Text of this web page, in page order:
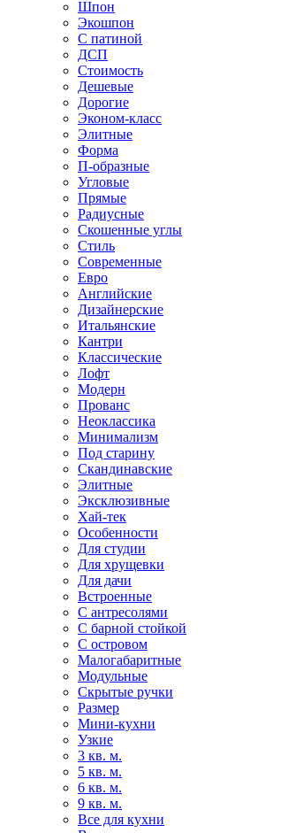
Шпон
Экошпон
С патиной
ДСП
Стоимость
Дешевые
Дорогие
Эконом-класс
Элитные
Форма
П-образные
Угловые
Прямые
Радиусные
Скошенные углы
Стиль
Современные
Евро
Английские
Дизайнерские
Итальянские
Кантри
Классические
Лофт
Модерн
Прованс
Неоклассика
Минимализм
Под старину
Скандинавские
Элитные
Эксклюзивные
Хай-тек
Особенности
Для студии
Для хрущевки
Для дачи
Встроенные
С антресолями
С барной стойкой
С островом
Малогабаритные
Модульные
Скрытые ручки
Размер
Мини-кухни
Узкие
3 кв. м.
5 кв. м.
6 кв. м.
9 кв. м.
Все для кухни